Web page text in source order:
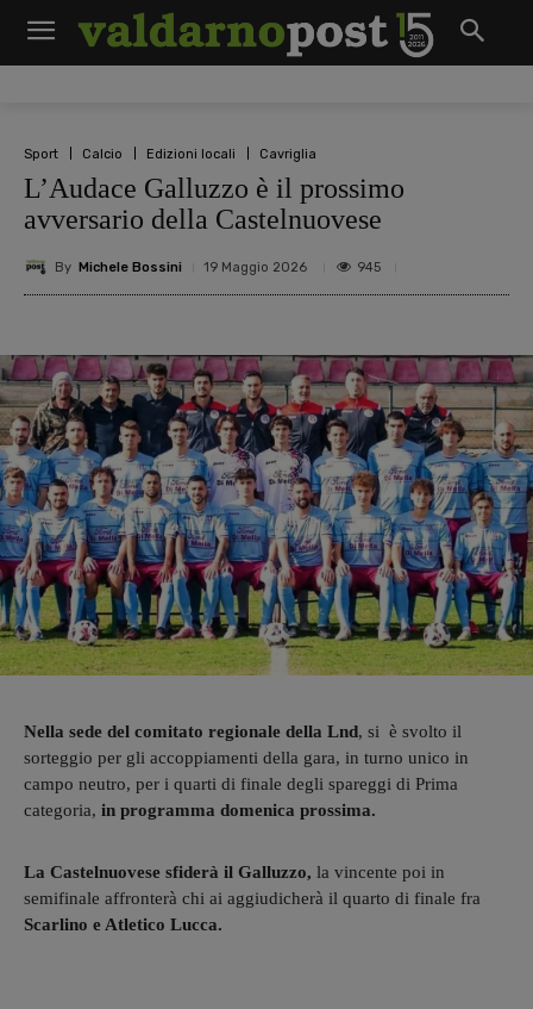
Sport Calcio Edizioni locali Cavriglia
L’Audace Galluzzo è il prossimo
avversario della Castelnuovese
By Michele Bossini 19 Maggio 2026 945
Nella sede del comitato regionale della Lnd, si è svolto il
sorteggio per gli accoppiamenti della gara, in turno unico in
campo neutro, per i quarti di finale degli spareggi di Prima
categoria, in programma domenica prossima.
La Castelnuovese sfiderà il Galluzzo, la vincente poi in
semifinale affronterà chi ai aggiudicherà il quarto di finale fra
Scarlino e Atletico Lucca.